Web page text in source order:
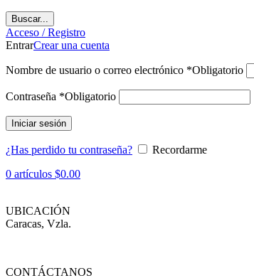
Buscar...
Acceso / Registro
EntrarCrear una cuenta
Nombre de usuario o correo electrónico *Obligatorio
Contraseña *Obligatorio
Iniciar sesión
¿Has perdido tu contraseña?
Recordarme
0 artículos $0.00
UBICACIÓN
Caracas, Vzla.
CONTÁCTANOS